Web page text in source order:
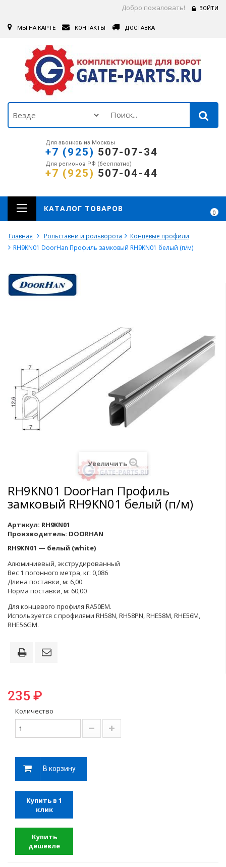
Добро пожаловать! ВОЙТИ
МЫ НА КАРТЕ КОНТАКТЫ ДОСТАВКА
Для звонков из Москвы
+7 (925) 507-07-34
Для регионов РФ (бесплатно)
+7 (925) 507-04-44
0
КАТАЛОГ ТОВАРОВ
Главная Рольставни и рольворота
Концевые профили
RH9KN01 DoorHan Профиль замковый RH9KN01 белый (п/м)
Увеличить
RH9KN01 DoorHan Профиль
замковый RH9KN01 белый (п/м)
Артикул: RH9KN01
Производитель: DOORHAN
RH9КN01 — белый (white)
Алюминиевый, экструдированный
Вес 1 погонного метра, кг: 0,086
Длина поставки, м: 6,00
Норма поставки, м: 60,00
Для концевого профиля RA50ЕМ.
Используется с профилями RH58N, RH58PN, RHЕ58M, RHЕ56M,
RHЕ56GM.
235 ₽
Количество
В корзину
Купить в 1
клик
Купить
дешевле